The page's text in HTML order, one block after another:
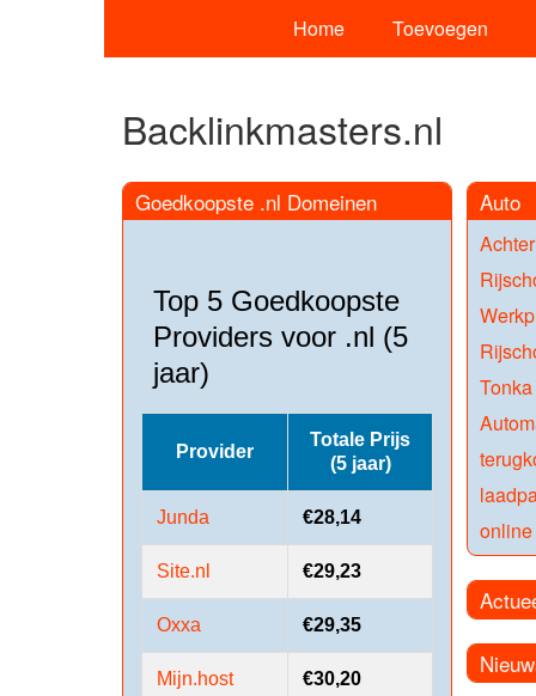
Home Toevoegen
Backlinkmasters.nl
Goedkoopste .nl Domeinen
Top 5 Goedkoopste
Providers voor .nl (5
jaar)
Provider
Totale Prijs
(5 jaar)
Junda €28,14
Site.nl €29,23
Oxxa €29,35
Mijn.host €30,20
Auto